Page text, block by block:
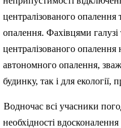
централізованого опалення
опалення. Фахівцями галузі
централізованого
автономного опалення,
будинку, так і для
Водночас всі учасники
необхідності вдосконалення